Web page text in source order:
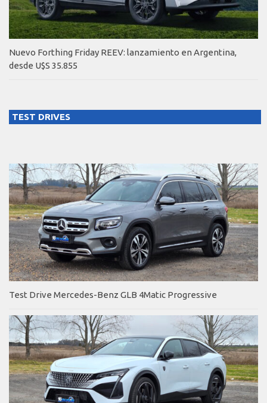
Nuevo Forthing Friday REEV: lanzamiento en Argentina,
desde U$S 35.855
TEST DRIVES
Test Drive Mercedes-Benz GLB 4Matic Progressive